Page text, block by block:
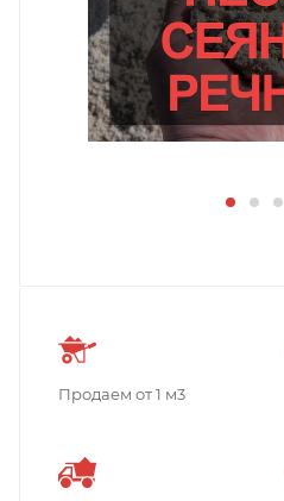
Продаем от 1 м3